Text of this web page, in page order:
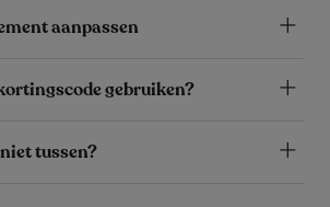
aanpassen
gebruiken?
tussen?